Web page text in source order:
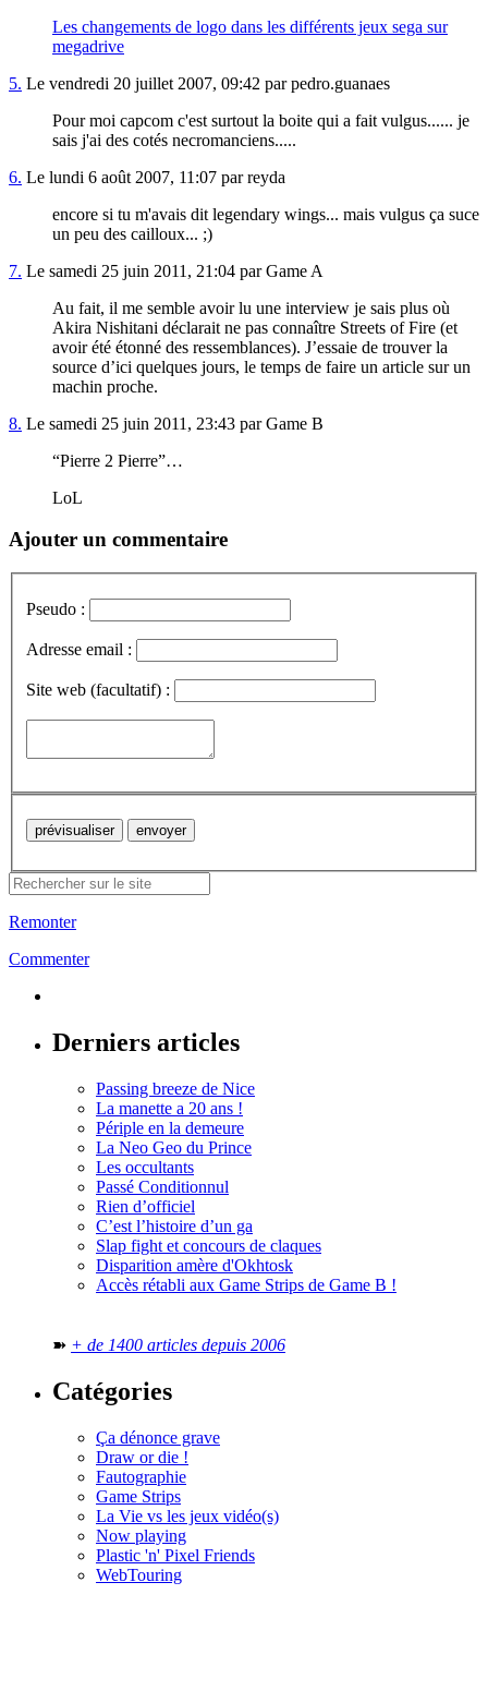
Les changements de logo dans les différents jeux sega sur
megadrive
5. Le vendredi 20 juillet 2007, 09:42 par pedro.guanaes
Pour moi capcom c'est surtout la boite qui a fait vulgus...... je
sais j'ai des cotés necromanciens.....
6. Le lundi 6 août 2007, 11:07 par reyda
encore si tu m'avais dit legendary wings... mais vulgus ça suce
un peu des cailloux... ;)
7. Le samedi 25 juin 2011, 21:04 par Game A
Au fait, il me semble avoir lu une interview je sais plus où
Akira Nishitani déclarait ne pas connaître Streets of Fire (et
avoir été étonné des ressemblances). J’essaie de trouver la
source d’ici quelques jours, le temps de faire un article sur un
machin proche.
8. Le samedi 25 juin 2011, 23:43 par Game B
“Pierre 2 Pierre”…
LoL
Ajouter un commentaire
Pseudo :
Adresse email :
Site web (facultatif) :
Remonter
Commenter
Derniers articles
Passing breeze de Nice
La manette a 20 ans !
Périple en la demeure
La Neo Geo du Prince
Les occultants
Passé Conditionnul
Rien d’officiel
C’est l’histoire d’un ga
Slap fight et concours de claques
Disparition amère d'Okhtosk
Accès rétabli aux Game Strips de Game B !
➽ + de 1400 articles depuis 2006
Catégories
Ça dénonce grave
Draw or die !
Fautographie
Game Strips
La Vie vs les jeux vidéo(s)
Now playing
Plastic 'n' Pixel Friends
WebTouring